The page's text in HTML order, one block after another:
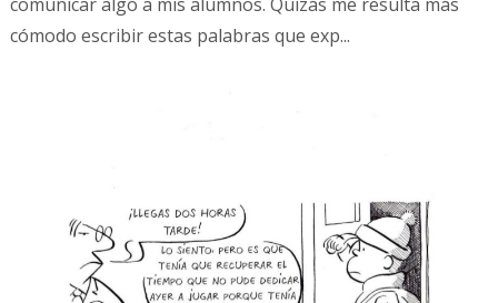
cómodo escribir estas palabras que exp...